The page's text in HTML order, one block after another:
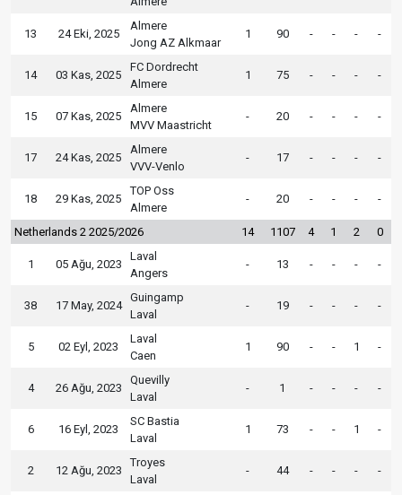
13 24 Eki, 2025
Almere
Jong AZ Alkmaar
1 90 - - - -
14 03 Kas, 2025
FC Dordrecht
Almere
1 75 - - - -
15 07 Kas, 2025
Almere
MVV Maastricht
- 20 - - - -
17 24 Kas, 2025
Almere
VVV-Venlo
- 17 - - - -
18 29 Kas, 2025
TOP Oss
Almere
- 20 - - - -
Netherlands 2 2025/2026 14 1107 4 1 2 0
1 05 Ağu, 2023
Laval
Angers
- 13 - - - -
38 17 May, 2024
Guingamp
Laval
- 19 - - - -
5 02 Eyl, 2023
Laval
Caen
1 90 - - 1 -
4 26 Ağu, 2023
Quevilly
Laval
- 1 - - - -
6 16 Eyl, 2023
SC Bastia
Laval
1 73 - - 1 -
2 12 Ağu, 2023
Troyes
Laval
- 44 - - - -